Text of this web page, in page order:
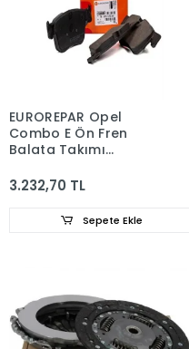
EUROREPAR Opel
Combo E Ön Fren
Balata Takımı
3.232,70 TL
Sepete Ekle